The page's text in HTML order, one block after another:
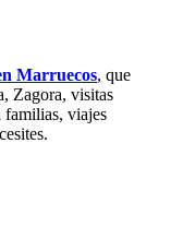
Marruecos, que
Zagora, visitas
familias, viajes